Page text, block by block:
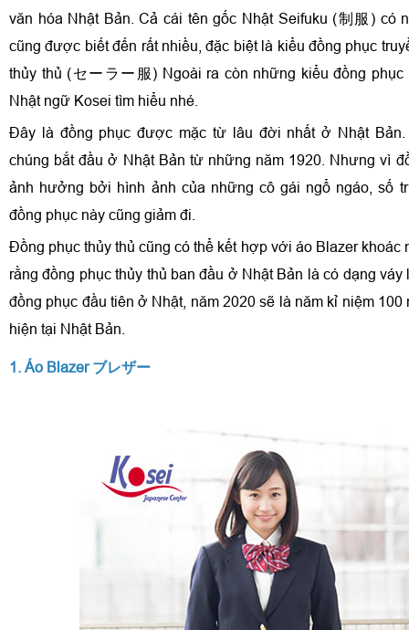
văn hóa Nhật Bản. Cả cái tên gốc Nhật Seifuku (制服) có
cũng được biết đến rất nhiều, đặc biệt là kiểu đồng phục
thủy thủ (セーラー服) Ngoài ra còn những kiểu đồng phục
Nhật ngữ Kosei tìm hiểu nhé.
Đây là đồng phục được mặc từ lâu đời nhất ở Nhật
chúng bắt đầu ở Nhật Bản từ những năm 1920. Nhưng vì
ảnh hưởng bởi hình ảnh của những cô gái ngổ ngáo, số
đồng phục này cũng giảm đi.
Đồng phục thủy thủ cũng có thể kết hợp với áo Blazer khoác
rằng đồng phục thủy thủ ban đầu ở Nhật Bản là có dạng
đồng phục đầu tiên ở Nhật, năm 2020 sẽ là năm kỉ niệm 100
hiện tại Nhật Bản.
1. Áo Blazer ブレザー